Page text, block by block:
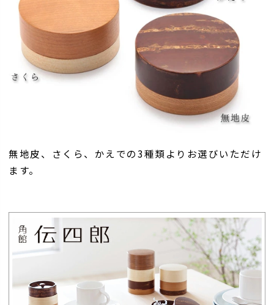
無地皮、さくら、かえでの3種類よりお選びいただけ
ます。